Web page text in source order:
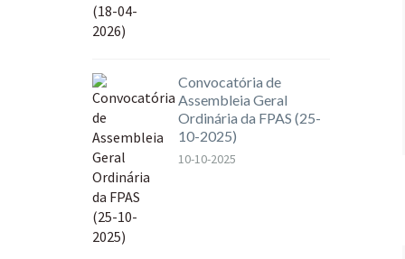
Convocatória de
Assembleia Geral
Ordinária da FPAS (25-
10-2025)
10-10-2025